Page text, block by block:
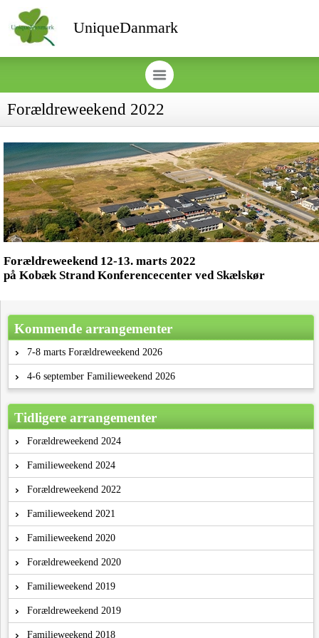
UniqueDanmark
Forældreweekend 2022
Forældreweekend 12-13. marts 2022
på Kobæk Strand Konferencecenter ved Skælskør
Kommende arrangementer
7-8 marts Forældreweekend 2026
4-6 september Familieweekend 2026
Tidligere arrangementer
Forældreweekend 2024
Familieweekend 2024
Forældreweekend 2022
Familieweekend 2021
Familieweekend 2020
Forældreweekend 2020
Familieweekend 2019
Forældreweekend 2019
Familieweekend 2018